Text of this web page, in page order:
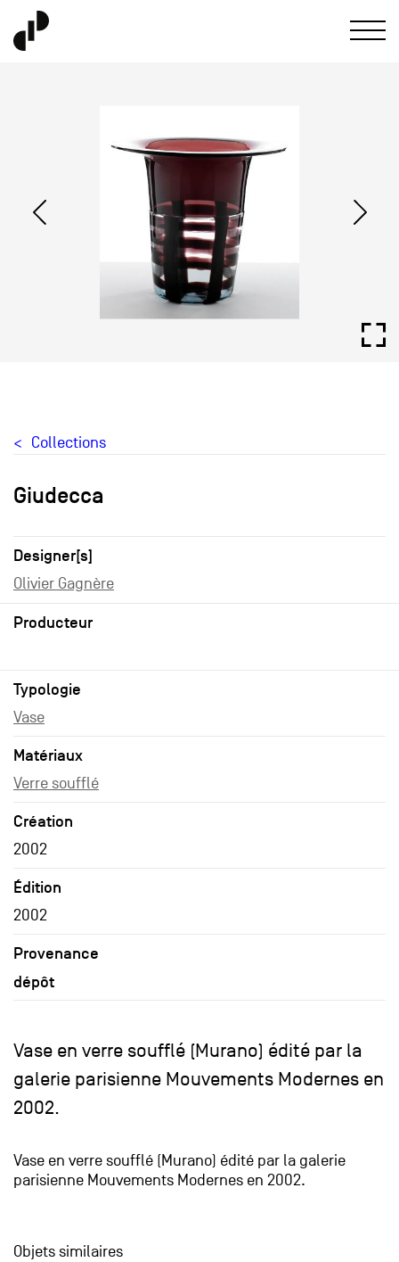
Collections
Giudecca
Designer[s]
Olivier Gagnère
Producteur
Typologie
Vase
Matériaux
Verre soufflé
Création
2002
Édition
2002
Provenance
dépôt
Vase en verre soufflé (Murano) édité par la
galerie parisienne Mouvements Modernes en
2002.
Vase en verre soufflé (Murano) édité par la galerie
parisienne Mouvements Modernes en 2002.
Objets similaires